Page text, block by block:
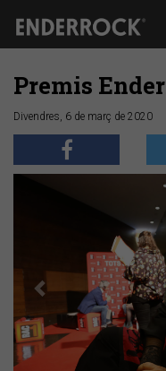
Premis
Divendres, 6 de març de 2020
Anterior